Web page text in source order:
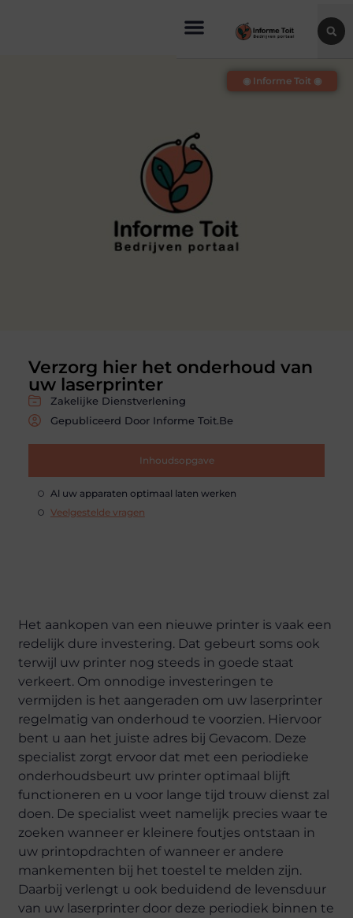
Verzorg hier het onderhoud van
uw laserprinter
Zakelijke Dienstverlening
Gepubliceerd Door Informe Toit.be
Inhoudsopgave
Al uw apparaten optimaal laten werken
Veelgestelde vragen
◉ Informe Toit ◉
Het aankopen van een nieuwe printer is vaak een
redelijk dure investering. Dat gebeurt soms ook
terwijl uw printer nog steeds in goede staat
verkeert. Om onnodige investeringen te
vermijden is het aangeraden om uw laserprinter
regelmatig van onderhoud te voorzien. Hiervoor
bent u aan het juiste adres bij Gevacom. Deze
specialist zorgt ervoor dat met een periodieke
onderhoudsbeurt uw printer optimaal blijft
functioneren en u voor lange tijd trouw dienst zal
doen. De specialist weet namelijk precies waar te
zoeken wanneer er kleinere foutjes ontstaan in
uw printopdrachten of wanneer er andere
mankementen bij het toestel te melden zijn.
Daarbij verlengt u ook beduidend de levensduur
van uw laserprinter door deze periodiek binnen te